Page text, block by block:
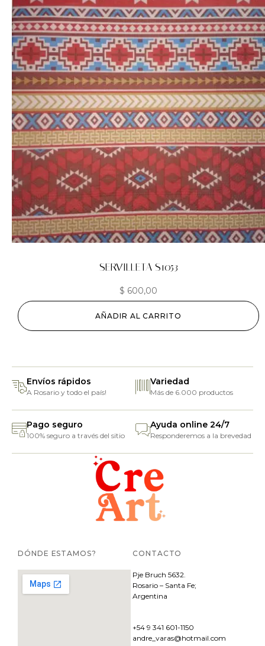
SERVILLETA S1053
$ 600,00
AÑADIR AL CARRITO
Envíos rápidos
A Rosario y todo el país!
Variedad
Más de 6.000 productos
Pago seguro
100% seguro a través del sitio
Ayuda online 24/7
Responderemos a la brevedad
DÓNDE ESTAMOS? CONTACTO
Pje Bruch 5632.
Rosario – Santa Fe;
Argentina
+54 9 341 601-1150
andre_varas@hotmail.com